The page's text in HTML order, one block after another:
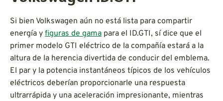
Si bien Volkswagen aún no está lista para compartir
energía y figuras de gama para el ID.GTI, sí dice que el
primer modelo GTI eléctrico de la compañía estará a la
altura de la herencia divertida de conducir del emblema.
El par y la potencia instantáneos típicos de los vehículos
eléctricos deberían proporcionarle una respuesta
ultrarrápida y una aceleración impresionante, mientras